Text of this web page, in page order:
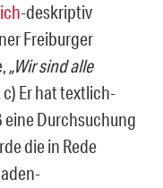
-deskriptiv
Frei­burger
„Wir sind alle
Er hat textlich-
Durchsuchung
die in Rede